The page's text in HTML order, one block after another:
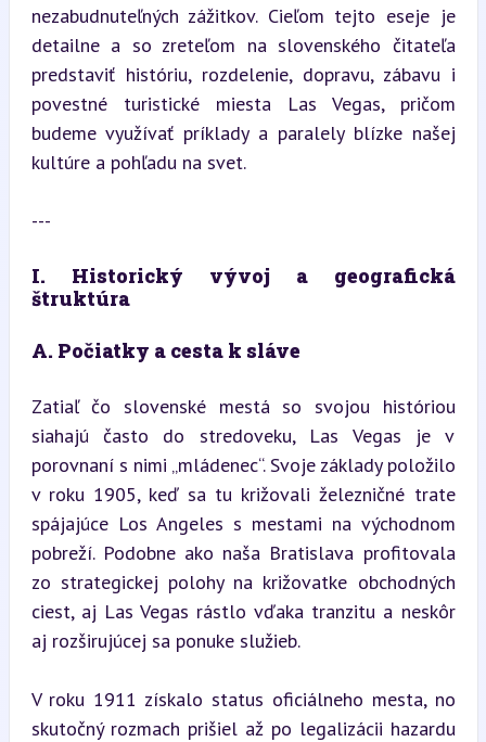
nezabudnuteľných zážitkov. Cieľom tejto eseje je
detailne a so zreteľom na slovenského čitateľa
predstaviť históriu, rozdelenie, dopravu, zábavu i
povestné turistické miesta Las Vegas, pričom
budeme využívať príklady a paralely blízke našej
kultúre a pohľadu na svet.
---
I. Historický vývoj a geografická
štruktúra
A. Počiatky a cesta k sláve
Zatiaľ čo slovenské mestá so svojou históriou
siahajú často do stredoveku, Las Vegas je v
porovnaní s nimi „mládenec“. Svoje základy položilo
v roku 1905, keď sa tu križovali železničné trate
spájajúce Los Angeles s mestami na východnom
pobreží. Podobne ako naša Bratislava profitovala
zo strategickej polohy na križovatke obchodných
ciest, aj Las Vegas rástlo vďaka tranzitu a neskôr
aj rozširujúcej sa ponuke služieb.
V roku 1911 získalo status oficiálneho mesta, no
skutočný rozmach prišiel až po legalizácii hazardu